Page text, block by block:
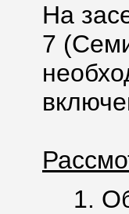
На
7
1.